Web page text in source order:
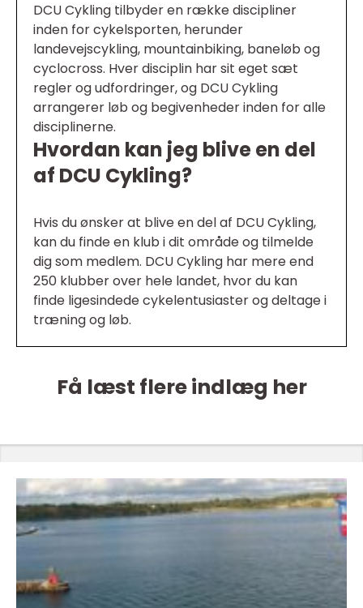
DCU Cykling tilbyder en række discipliner
inden for cykelsporten, herunder
landevejscykling, mountainbiking, baneløb og
cyclocross. Hver disciplin har sit eget sæt
regler og udfordringer, og DCU Cykling
arrangerer løb og begivenheder inden for alle
disciplinerne.
Hvordan kan jeg blive en del
af DCU Cykling?
Hvis du ønsker at blive en del af DCU Cykling,
kan du finde en klub i dit område og tilmelde
dig som medlem. DCU Cykling har mere end
250 klubber over hele landet, hvor du kan
finde ligesindede cykelentusiaster og deltage i
træning og løb.
Få læst flere indlæg her